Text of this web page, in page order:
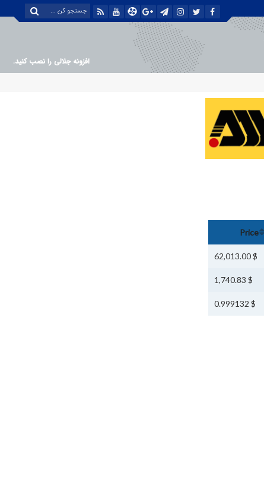
افزونه جلالی را نصب کنید.
Price
$ 62,013.00
$ 1,740.83
$ 0.999132